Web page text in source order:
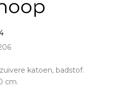
katoen, badstof.
cm.